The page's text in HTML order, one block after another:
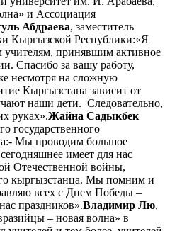
и Ассоциация
Абдраева, заместитель
Кыргызской Республики:«Я
учителям, принявшим активное
Спасибо за вашу работу,
несмотря на сложную
Кыргызстана зависит от
наши дети. Следовательно,
руках».Жайна Садыкбек
государственного
Мы проводим большое
имеет для нас
Отечественной войны,
кыргызстанца. Мы помним и
всех с Днем Победы –
праздников».Владимир Лю,
– новая волна» в